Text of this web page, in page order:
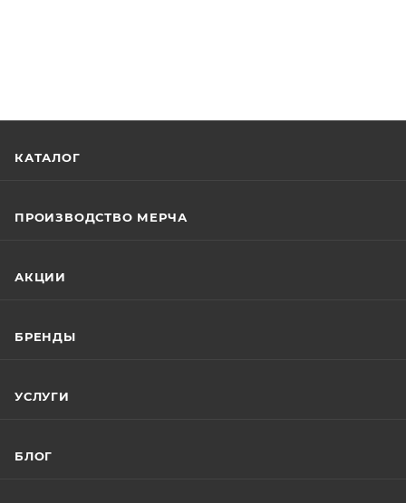
КАТАЛОГ
ПРОИЗВОДСТВО МЕРЧА
АКЦИИ
БРЕНДЫ
УСЛУГИ
БЛОГ